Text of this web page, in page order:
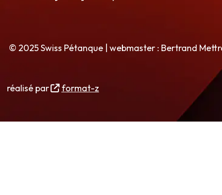
© 2025 Swiss Pétanque | webmaster : Bertrand
réalisé par format-z